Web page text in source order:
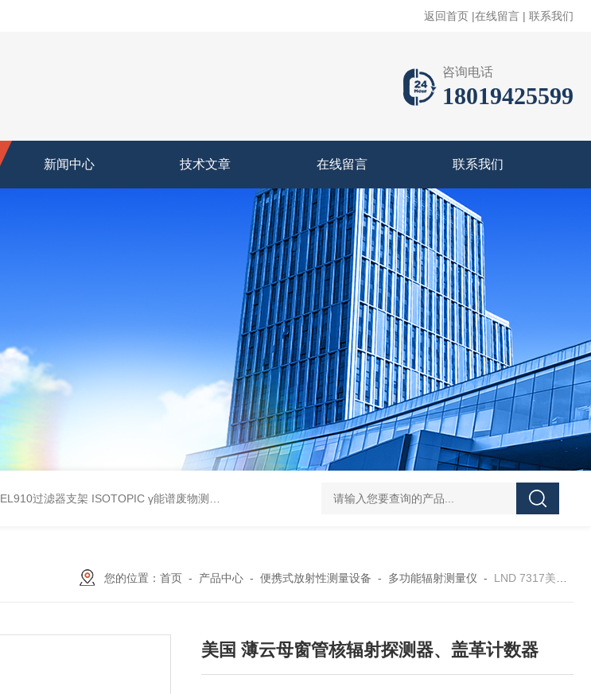
返回首页 |在线留言 | 联系我们
咨询电话
18019425599
新闻中心 技术文章 在线留言 联系我们
EL910过滤器支架 ISOTOPIC γ能谱废物测定 GammaVision伽马能谱分析软件 GammaVision报告生成器
您的位置： 首页- 产品中心- 便携式放射性测量设备 - 多功能辐射测量仪 - LND 7317美国 薄云母窗管核辐射探测器、盖革计数器
美国 薄云母窗管核辐射探测器、盖革计数器